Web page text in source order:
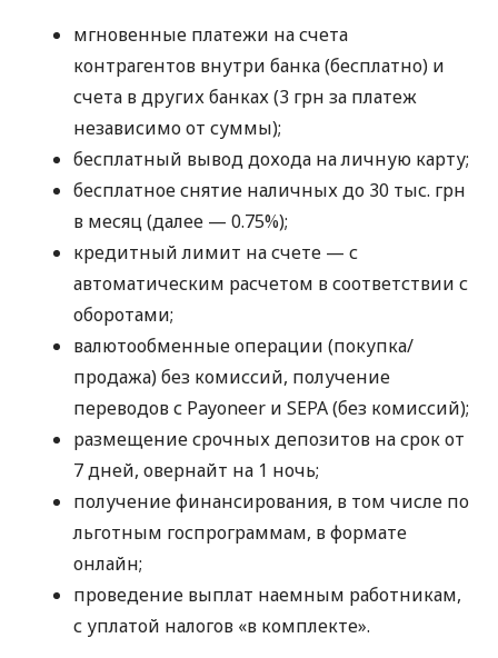
мгновенные платежи на счета
контрагентов внутри банка (бесплатно) и
счета в других банках (3 грн за платеж
независимо от суммы);
бесплатный вывод дохода на личную карту;
бесплатное снятие наличных до 30 тыс. грн
в месяц (далее — 0.75%);
кредитный лимит на счете — с
автоматическим расчетом в соответствии с
оборотами;
валютообменные операции (покупка/
продажа) без комиссий, получение
переводов с Payoneer и SEPA (без комиссий);
размещение срочных депозитов на срок от
7 дней, овернайт на 1 ночь;
получение финансирования, в том числе по
льготным госпрограммам, в формате
онлайн;
проведение выплат наемным работникам,
с уплатой налогов «в комплекте».